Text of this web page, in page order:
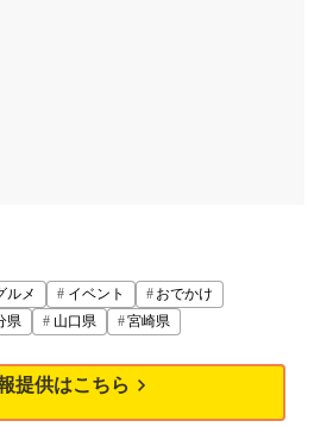
ルメ イベント
おでかけ
県 山口県 宮崎県
提供はこちら